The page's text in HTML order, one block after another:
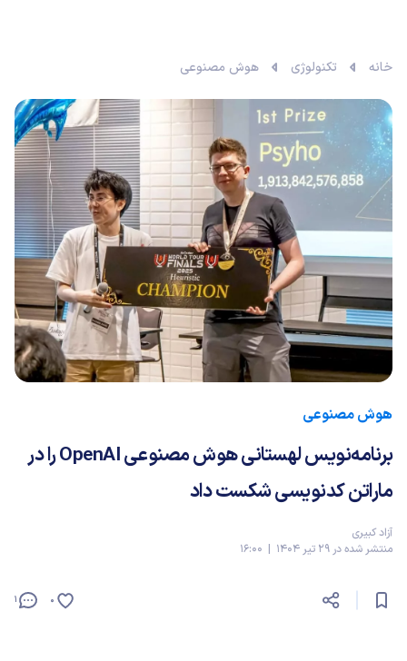
خانه تکنولوژی هوش مصنوعی
هوش مصنوعی
برنامه‌نویس لهستانی هوش مصنوعی OpenAI را در
ماراتن کدنویسی شکست داد
آزاد کبیری
منتشر شده در 29 تیر 1404 | 16:00
1 0